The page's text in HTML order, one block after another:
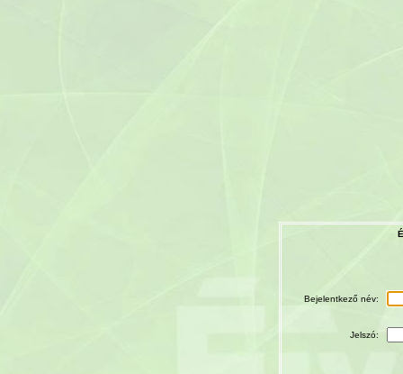
Bejelentkező név:
Jelszó: